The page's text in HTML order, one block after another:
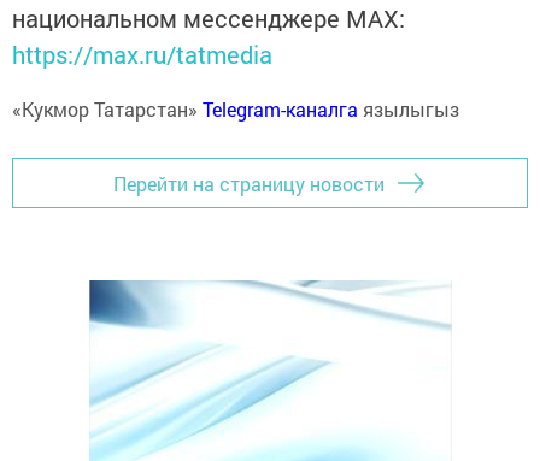
национальном мессенджере MАХ:
https://max.ru/tatmedia
«Кукмор Татарстан» Telegram-каналга язылыгыз
Перейти на страницу новости